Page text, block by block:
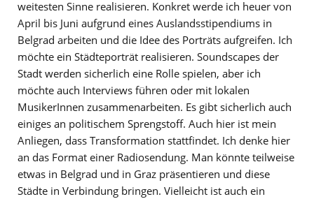
weitesten Sinne realisieren. Konkret werde ich heuer von
April bis Juni aufgrund eines Auslandsstipendiums in
Belgrad arbeiten und die Idee des Porträts aufgreifen. Ich
möchte ein Städteporträt realisieren. Soundscapes der
Stadt werden sicherlich eine Rolle spielen, aber ich
möchte auch Interviews führen oder mit lokalen
MusikerInnen zusammenarbeiten. Es gibt sicherlich auch
einiges an politischem Sprengstoff. Auch hier ist mein
Anliegen, dass Transformation stattfindet. Ich denke hier
an das Format einer Radiosendung. Man könnte teilweise
etwas in Belgrad und in Graz präsentieren und diese
Städte in Verbindung bringen. Vielleicht ist auch ein